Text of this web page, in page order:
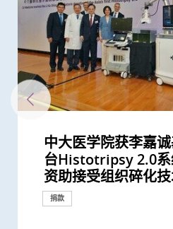
中大医学院获李嘉
台Histotripsy 2.0系
资助接受组织碎化
捐款
中大成功研发可在
物合成软体微型机
器限制 深入狭窄腔
研究
中文大学与伦敦帝
医疗科技
国际合作
中大医科2026/27学
Medicine Plus 三
一代医者多元能力
医学教育
中大医学院与美国
备忘录伙伴关系并
家医学院杰出讲座暨
国际合作
中大全球首创手术
具身智能平台 完成
外科创新技术
中大成功利用自家
完成横跨欧亚三地
彰显香港突破地域界
外科创新技术
中大校长卢煜明教
仁教授获选为欧洲
奖项及荣誉
创科赋能 智慧医疗
新趋势研讨会暨康诺
学医学院签署合作备
里程碑
中大医学院与正大
议 紧密结合及发挥
新科研、人才培训、
国际合作
中大医学院成全球
化道内镜系统基地
检测准确度及协助培
国际合作
中大与瑞士苏黎世
全球首次在活体动物
的远程遥距磁控内
外科创新技术
信兴教育及慈善基
伟仁教授就职演讲
成真：从医学、艺术
奖项及荣誉
中大宣布委任赵伟
里程碑
中大获李嘉诚先生
支持医学院发展人
医学教研
捐款
中大何善衡传染病
捐款
中大成功完成全球
械人进行内镜黏膜
外科创新技术
中大与世界顶尖学
械人研究合作 重塑
未来发展
国际合作
中大完成全球首个
人手术临床研究 证
往难达位置进行精
外科创新技术
李嘉诚基金会启动
项目 资助儿童罕见
捐款
中大获香港赛马会
元 为全港3万名儿童
及眼科医生显微手
捐款
中大率先将「文物
效法耶鲁医学院模
能力 裨益临床诊症
教育
港韩瑞三地学者联
创新纳米技术治疗消
国际合作
香港中文大学与苏
盟 共同研发创新医
国际合作
香港中文大学「吕
励计划」正式成立
助优秀医学生海外
捐款
中大包素菊黄斑病
幕 公布最新研究揭
性老年黄斑病变有
捐款
中大再获夏约书孤
儿筛查服务 新增「
增生症」检测
捐款
中大医学院成功植
治胃酸倒流
外科创新技术
亚洲首例 中大率先
助胃瘫病人恢复消
外科创新技术
中大与夏约书孤儿
于本港率先推出新
捐款
中大举行吕志和临
里程碑
中大利荣杰高等眼
天正式开幕 配备最
及培训设施
捐款
中大罗桂祥综合生
开幕
里程碑
中大青少年泌尿治
捐款
中大在内镜技术取
成全港首宗无创内
外科创新技术
中大率先引入无创
治疗食道功能失调症
外科创新技术